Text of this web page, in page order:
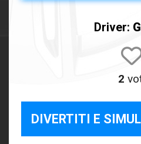
Driver:
2
DIVERTITI E